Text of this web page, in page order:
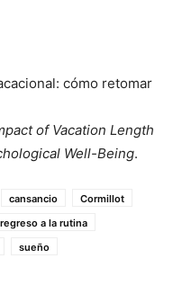
cómo retomar
of Vacation Length
Well-Being.
cansancio
Cormillot
regreso a la rutina
sueño